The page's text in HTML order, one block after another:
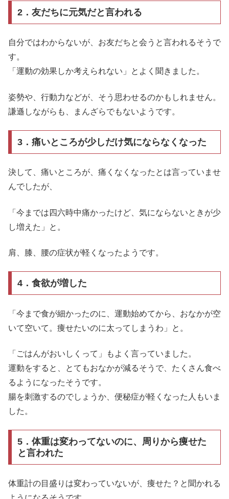
2．友だちに元気だと言われる
自分ではわからないが、お友だちと会うと言われるそうで
す。
「運動の効果しか考えられない」とよく聞きました。
姿勢や、行動力などが、そう思わせるのかもしれません。
謙遜しながらも、まんざらでもないようです。
3．痛いところが少しだけ気にならなくなった
決して、痛いところが、痛くなくなったとは言っていませ
んでしたが、
「今までは四六時中痛かったけど、気にならないときが少
し増えた」と。
肩、膝、腰の症状が軽くなったようです。
4．食欲が増した
「今まで食が細かったのに、運動始めてから、おなかが空
いて空いて。痩せたいのに太ってしまうわ」と。
「ごはんがおいしくって」もよく言っていました。
運動をすると、とてもおなかが減るそうで、たくさん食べ
るようになったそうです。
腸を刺激するのでしょうか、便秘症が軽くなった人もいま
した。
5．体重は変わってないのに、周りから痩せた
と言われた
体重計の目盛りは変わっていないが、痩せた？と聞かれる